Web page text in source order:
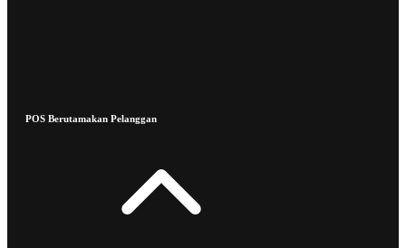
POS Berutamakan Pelanggan